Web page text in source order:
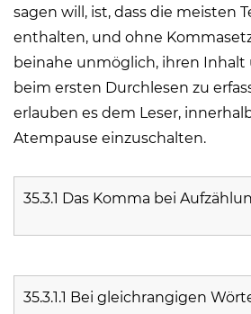
sagen will, ist, dass die meisten
enthalten, und ohne
beinahe unmöglich, ihren Inhalt
beim ersten Durchlesen zu
erlauben es dem Leser,
Atempause einzuschalten.
35.3.1 Das Komma bei
35.3.1.1 Bei gleichrangigen